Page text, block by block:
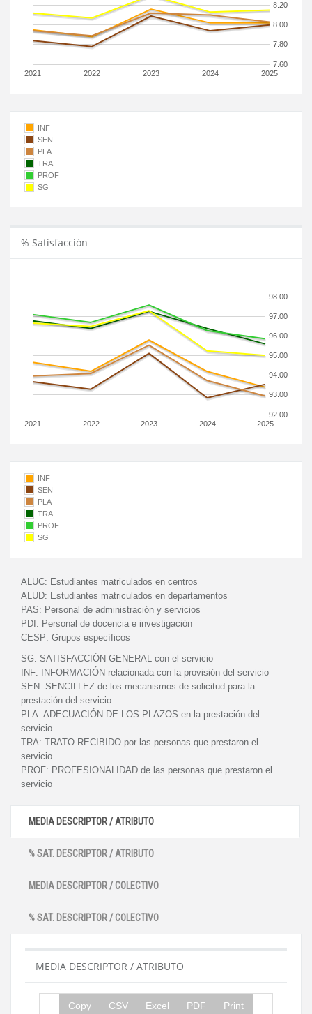
2021 2022 2023 2024 2025
7.60
7.80
8.00
8.20
INF
SEN
PLA
TRA
PROF
SG
% Satisfacción
2021 2022 2023 2024 2025
92.00
93.00
94.00
95.00
96.00
97.00
98.00
INF
SEN
PLA
TRA
PROF
SG
ALUC: Estudiantes matriculados en centros
ALUD: Estudiantes matriculados en departamentos
PAS: Personal de administración y servicios
PDI: Personal de docencia e investigación
CESP: Grupos específicos
SG: SATISFACCIÓN GENERAL con el servicio
INF:
INFORMACIÓN relacionada con la provisión del servicio
SEN: SENCILLEZ de los mecanismos de solicitud para la
prestación del servicio
PLA: ADECUACIÓN DE LOS PLAZOS en la prestación del
servicio
TRA: TRATO RECIBIDO por las personas que prestaron el
servicio
PROF: PROFESIONALIDAD de las personas que prestaron el
servicio
MEDIA DESCRIPTOR / ATRIBUTO
% SAT. DESCRIPTOR / ATRIBUTO
MEDIA DESCRIPTOR / COLECTIVO
% SAT. DESCRIPTOR / COLECTIVO
MEDIA DESCRIPTOR / ATRIBUTO
Copy CSV Excel PDF Print